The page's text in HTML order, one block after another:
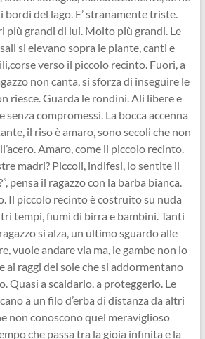
bordi del lago. E’ stranamente triste.
più grandi di lui. Molto più grandi. Le
si elevano sopra le piante, canti e
verso il piccolo recinto. Fuori, a
non canta, si sforza di inseguire le
riesce. Guarda le rondini. Ali libere e
compromessi. La bocca accenna
il riso è amaro, sono secoli che non
Amaro, come il piccolo recinto.
madri? Piccoli, indifesi, lo sentite il
pensa il ragazzo con la barba bianca.
Il piccolo recinto è costruito su nuda
tempi, fiumi di birra e bambini. Tanti
si alza, un ultimo sguardo alle
vuole andare via ma, le gambe non lo
ai raggi del sole che si addormentano
Quasi a scaldarlo, a proteggerlo. Le
a un filo d’erba di distanza da altri
non conoscono quel meraviglioso
che passa tra la gioia infinita e la